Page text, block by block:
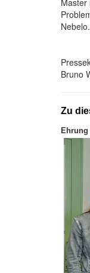
Master
Nebelo.
Bruno
Zu